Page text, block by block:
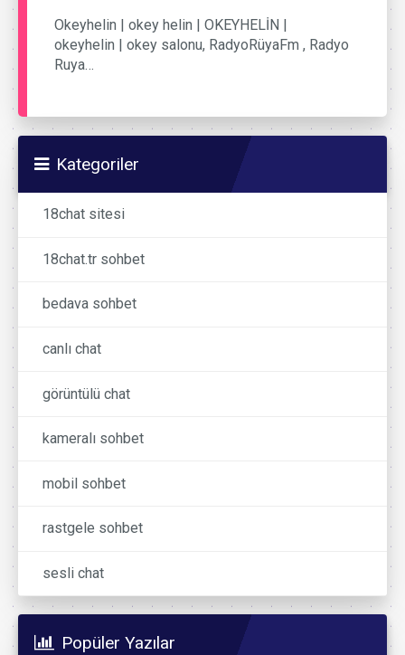
Okeyhelin | okey helin | OKEYHELİN |
okeyhelin | okey salonu, RadyoRüyaFm , Radyo
Ruya…
Kategoriler
18chat sitesi
18chat.tr sohbet
bedava sohbet
canlı chat
görüntülü chat
kameralı sohbet
mobil sohbet
rastgele sohbet
sesli chat
Popüler Yazılar